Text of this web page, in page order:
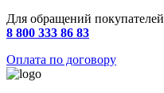
Для обращений покупателей
8 800 333 86 83
Оплата по договору